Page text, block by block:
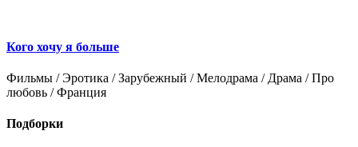
Кого хочу я больше
Фильмы / Эротика / Зарубежный / Мелодрама / Драма / Про
любовь / Франция
Подборки